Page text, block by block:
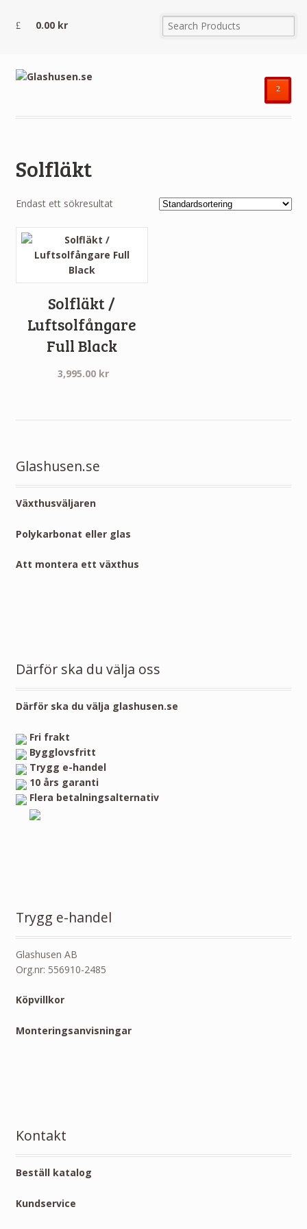
0.00 kr
²
Solfläkt
Endast ett sökresultat
Solfläkt /
Luftsolfångare
Full Black
3,995.00 kr
Glashusen.se
Växthusväljaren
Polykarbonat eller glas
Att montera ett växthus
Därför ska du välja oss
Därför ska du välja glashusen.se
Fri frakt
Bygglovsfritt
Trygg e-handel
10 års garanti
Flera betalningsalternativ
Trygg e-handel
Glashusen AB
Org.nr: 556910-2485
Köpvillkor
Monteringsanvisningar
Kontakt
Beställ katalog
Kundservice